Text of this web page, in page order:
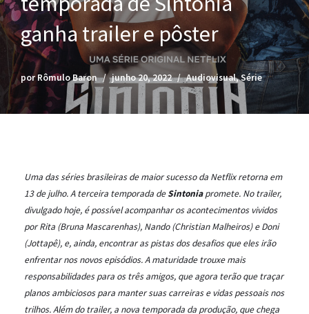
ganha trailer e pôster
porRômulo Baron junho 20, 2022 Audiovisual,Série
Uma das séries brasileiras de maior sucesso da Netflix retorna em
13 de julho. A terceira temporada deSintoniapromete. No trailer,
divulgado hoje, é possível acompanhar os acontecimentos vividos
por Rita (Bruna Mascarenhas), Nando (Christian Malheiros) e Doni
(Jottapê), e, ainda, encontrar as pistas dos desafios que eles irão
enfrentar nos novos episódios. A maturidade trouxe mais
responsabilidades para os três amigos, que agora terão que traçar
planos ambiciosos para manter suas carreiras e vidas pessoais nos
trilhos. Além do trailer, a nova temporada da produção, que chega